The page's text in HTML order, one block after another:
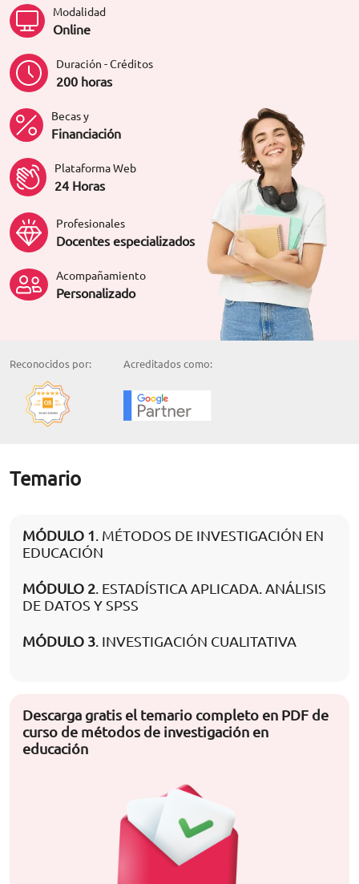
Modalidad
Online
Duración - Créditos
200 horas
Becas y
Financiación
Plataforma Web
24 Horas
Profesionales
Docentes especializados
Acompañamiento
Personalizado
Reconocidos por: Acreditados como:
Temario
MÓDULO 1. MÉTODOS DE INVESTIGACIÓN EN
EDUCACIÓN
MÓDULO 2. ESTADÍSTICA APLICADA. ANÁLISIS
DE DATOS Y SPSS
MÓDULO 3. INVESTIGACIÓN CUALITATIVA
Descarga gratis el temario completo en PDF de
curso de métodos de investigación en
educación